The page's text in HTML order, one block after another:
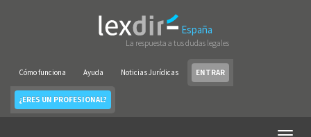
España
La respuesta a tus dudas legales
Cómo funciona Ayuda Noticias Jurídicas ENTRAR
¿ERES UN PROFESIONAL?